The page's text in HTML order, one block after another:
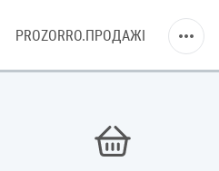
PROZORRO.ПРОДАЖІ